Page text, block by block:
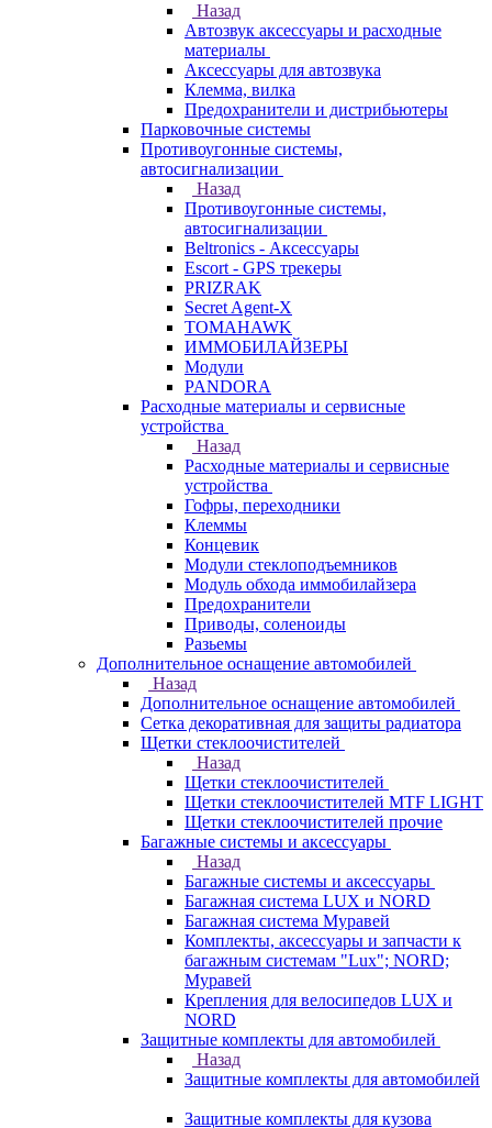
Назад
Автозвук аксессуары и расходные
материалы
Аксессуары для автозвука
Клемма, вилка
Предохранители и дистрибьютеры
Парковочные системы
Противоугонные системы,
автосигнализации
Назад
Противоугонные системы,
автосигнализации
Beltronics - Аксессуары
Escort - GPS трекеры
PRIZRAK
Secret Agent-X
TOMAHAWK
ИММОБИЛАЙЗЕРЫ
Модули
PANDORA
Расходные материалы и сервисные
устройства
Назад
Расходные материалы и сервисные
устройства
Гофры, переходники
Клеммы
Концевик
Модули стеклоподъемников
Модуль обхода иммобилайзера
Предохранители
Приводы, соленоиды
Разьемы
Дополнительное оснащение автомобилей
Назад
Дополнительное оснащение автомобилей
Сетка декоративная для защиты радиатора
Щетки стеклоочистителей
Назад
Щетки стеклоочистителей
Щетки стеклоочистителей MTF LIGHT
Щетки стеклоочистителей прочие
Багажные системы и аксессуары
Назад
Багажные системы и аксессуары
Багажная система LUX и NORD
Багажная система Муравей
Комплекты, аксессуары и запчасти к
багажным системам "Lux"; NORD;
Муравей
Крепления для велосипедов LUX и
NORD
Защитные комплекты для автомобилей
Назад
Защитные комплекты для автомобилей
Защитные комплекты для кузова